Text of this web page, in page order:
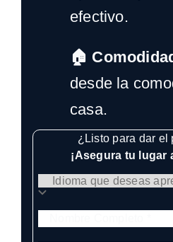
efectivo.
🏠
desde la
casa.
¿Listo para dar el
¡Asegura tu lugar